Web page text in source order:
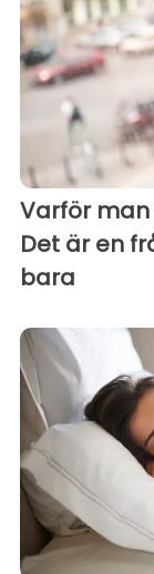
Varför
Det är en
bara